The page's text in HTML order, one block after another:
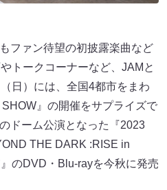
ファン待望の初披露楽曲など
トークコーナーなど、JAMと
日）には、全国4都市をまわ
』の開催をサプライズで
ドーム公演となった『2023
THE DARK :RISE in
のDVD・Blu-rayを今秋に発売